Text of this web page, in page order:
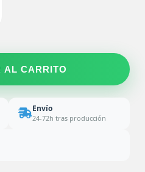
AL CARRITO
Envío
24-72h tras producción